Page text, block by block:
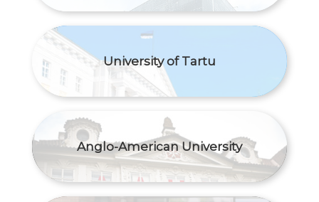
University of Tartu
Anglo-American University